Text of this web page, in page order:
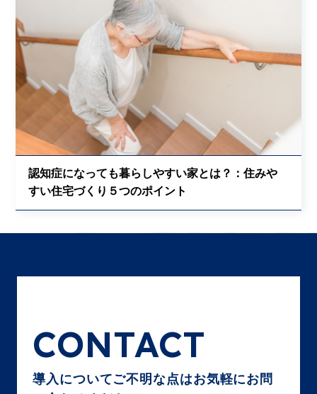
認知症になっても暮らしやすい家とは？：住みや
すい住宅づくり５つのポイント
CONTACT
導入についてご不明な点はお気軽にお問